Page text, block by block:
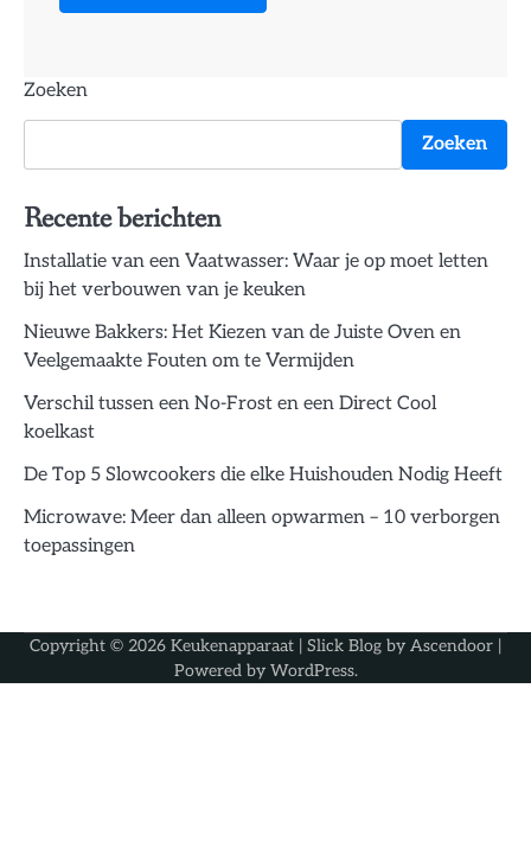
Zoeken
Zoeken
Recente berichten
Installatie van een Vaatwasser: Waar je op moet letten
bij het verbouwen van je keuken
Nieuwe Bakkers: Het Kiezen van de Juiste Oven en
Veelgemaakte Fouten om te Vermijden
Verschil tussen een No-Frost en een Direct Cool
koelkast
De Top 5 Slowcookers die elke Huishouden Nodig Heeft
Microwave: Meer dan alleen opwarmen – 10 verborgen
toepassingen
Copyright © 2026 Keukenapparaat | Slick Blog by Ascendoor |
Powered by WordPress.